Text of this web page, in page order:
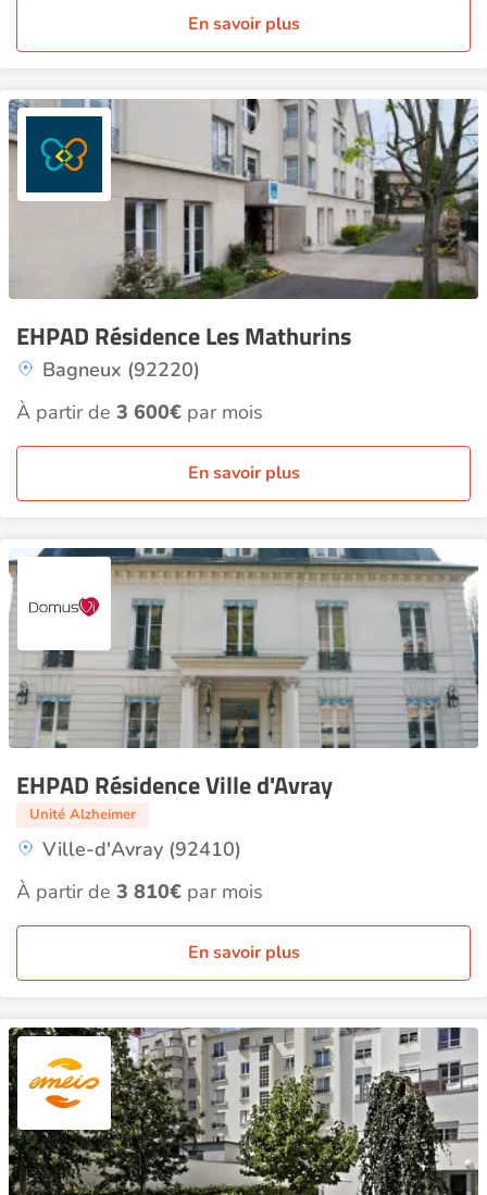
En savoir plus
EHPAD Résidence Les Mathurins
Bagneux (92220)
À partir de 3 600€ par mois
En savoir plus
EHPAD Résidence Ville d'Avray
Unité Alzheimer
Ville-d'Avray (92410)
À partir de 3 810€ par mois
En savoir plus